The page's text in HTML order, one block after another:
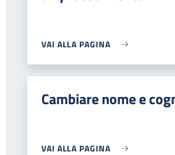
VAI ALLA PAGINA
Cambiare nome e
VAI ALLA PAGINA